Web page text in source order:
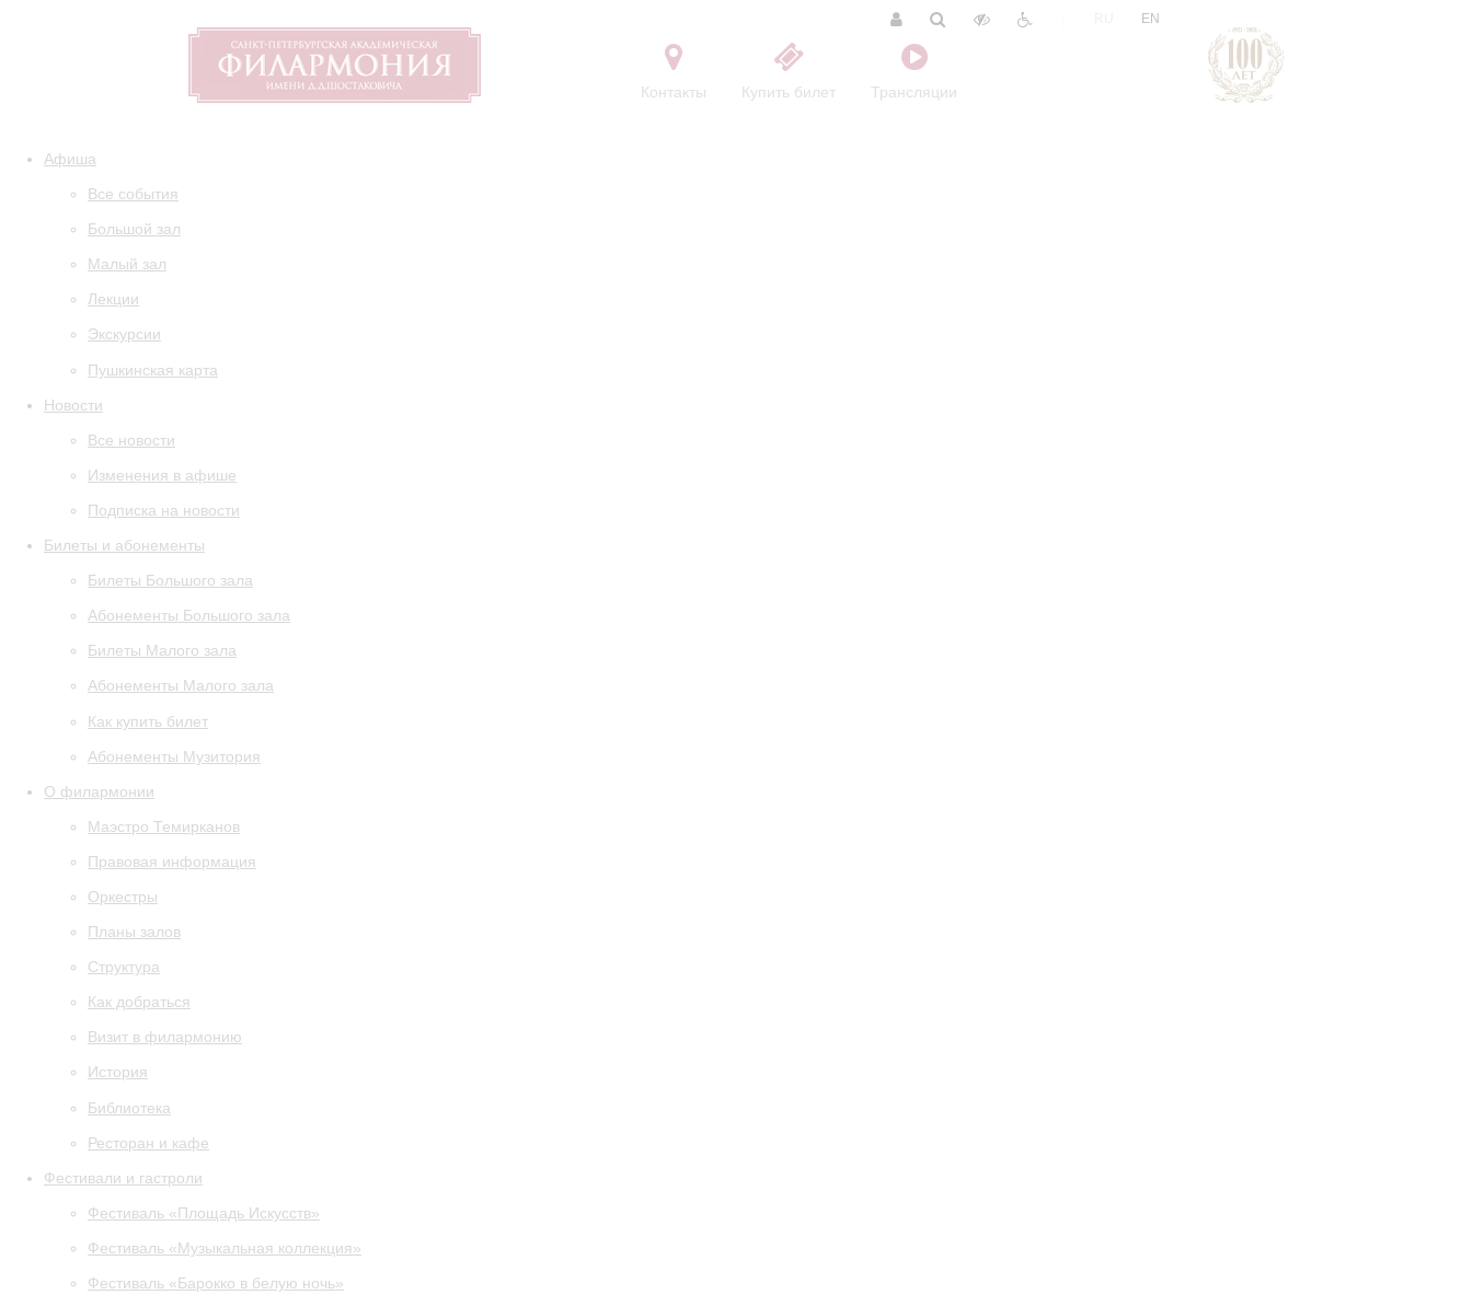
Контакты Купить билет Трансляции
EN
Афиша
Все события
Большой зал
Малый зал
Лекции
Экскурсии
Пушкинская карта
Новости
Все новости
Изменения в афише
Подписка на новости
Билеты и абонементы
Билеты Большого зала
Абонементы Большого зала
Билеты Малого зала
Абонементы Малого зала
Как купить билет
Абонементы Музитория
О филармонии
Маэстро Темирканов
Правовая информация
Оркестры
Планы залов
Структура
Как добраться
Визит в филармонию
История
Библиотека
Ресторан и кафе
Фестивали и гастроли
Фестиваль «Площадь Искусств»
Фестиваль «Музыкальная коллекция»
Фестиваль «Барокко в белую ночь»